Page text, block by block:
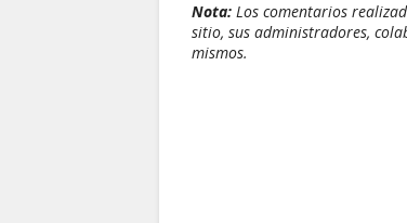
Nota: Los comentarios
sitio, sus administradores,
mismos.